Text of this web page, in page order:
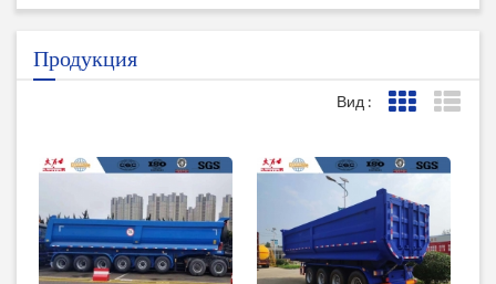
Продукция
Вид :